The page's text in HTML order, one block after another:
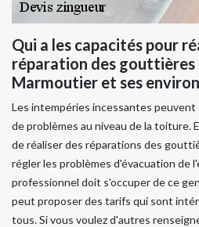
Qui a les capacités pour
réparation des gouttières
Marmoutier et ses
Les intempéries incessantes
de problèmes au niveau de la
de réaliser des réparations des
régler les problèmes d'évacuation de
professionnel doit s'occuper de ce
peut proposer des tarifs qui sont
tous. Si vous voulez d'autres